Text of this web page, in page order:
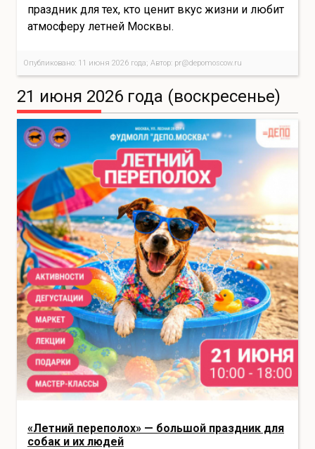
праздник для тех, кто ценит вкус жизни и любит
атмосферу летней Москвы.
Опубликовано: 11 июня 2026 года; Автор: pr@depomoscow.ru
21 июня 2026 года (воскресенье)
«Летний переполох» — большой праздник для
собак и их людей